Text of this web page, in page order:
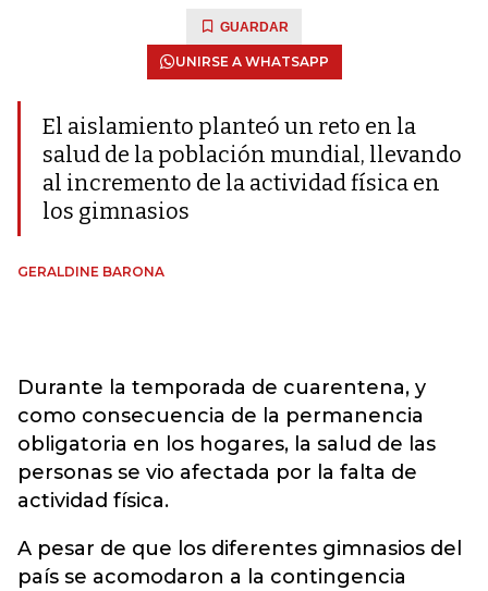
GUARDAR
UNIRSE A WHATSAPP
El aislamiento planteó un reto en la
salud de la población mundial, llevando
al incremento de la actividad física en
los gimnasios
GERALDINE BARONA
Durante la temporada de cuarentena, y
como consecuencia de la permanencia
obligatoria en los hogares, la salud de las
personas se vio afectada por la falta de
actividad física.
A pesar de que los diferentes gimnasios del
país se acomodaron a la contingencia